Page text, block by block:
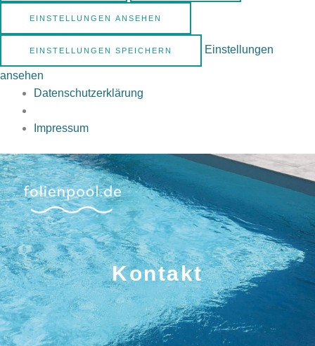
EINSTELLUNGEN ANSEHEN
EINSTELLUNGEN SPEICHERN Einstellungen
ansehen
Datenschutzerklärung
Impressum
Kontakt